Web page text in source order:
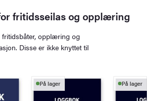
fritidsseilas og opplæring
opplæring og
Disse er ikke knyttet til
På lager På lager